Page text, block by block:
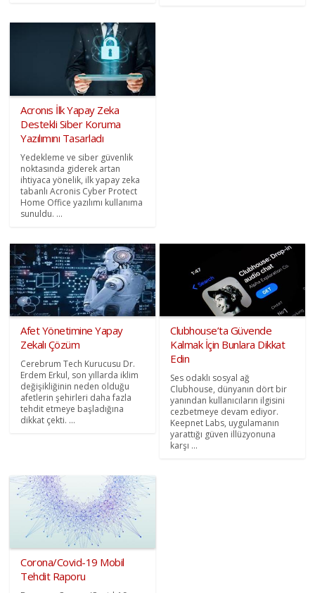
Acronıs İlk Yapay Zeka
Destekli Siber Koruma
Yazılımını Tasarladı
Yedekleme ve siber güvenlik
noktasında giderek artan
ihtiyaca yönelik, ilk yapay zeka
tabanlı Acronis Cyber Protect
Home Office yazılımı kullanıma
sunuldu. ...
Afet Yönetimine Yapay
Zekalı Çözüm
Cerebrum Tech Kurucusu Dr.
Erdem Erkul, son yıllarda iklim
değişikliğinin neden olduğu
afetlerin şehirleri daha fazla
tehdit etmeye başladığına
dikkat çekti. ...
Clubhouse’ta Güvende
Kalmak İçin Bunlara Dikkat
Edin
Ses odaklı sosyal ağ
Clubhouse, dünyanın dört bir
yanından kullanıcıların ilgisini
cezbetmeye devam ediyor.
Keepnet Labs, uygulamanın
yarattığı güven illüzyonuna
karşı ...
Corona/Covid-19 Mobil
Tehdit Raporu